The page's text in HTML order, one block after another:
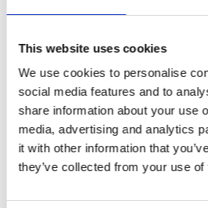
This website uses cookies
We use cookies to personalise
social media features and to
share information about your use
media, advertising and analytics
it with other information that
they’ve collected from your use
SkyClean Europe
Laverdonk 9a
5460 AB Veghel
0413 366 888
info@skyclean.nl